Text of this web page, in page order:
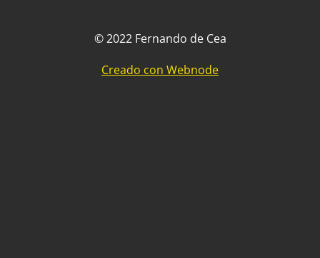
© 2022 Fernando de Cea
Creado con Webnode